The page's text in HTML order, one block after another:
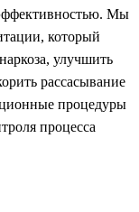
Мы
который
улучшить
рассасывание
процедуры
процесса